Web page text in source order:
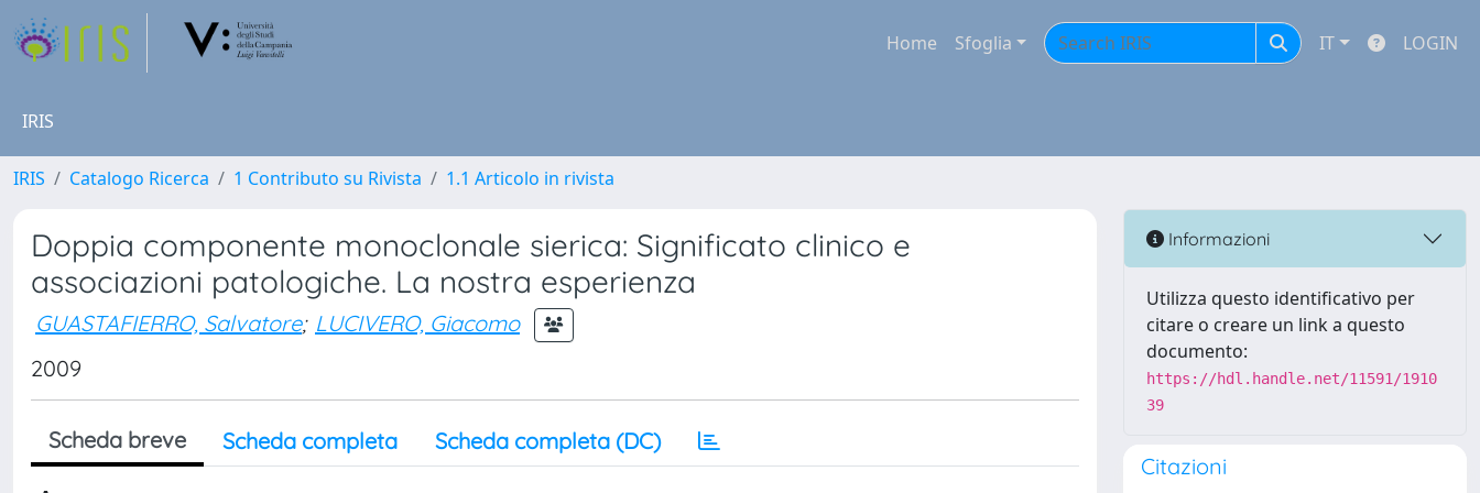
Home Sfoglia IT LOGIN
IRIS
IRIS Catalogo Ricerca 1 Contributo su Rivista 1.1 Articolo in rivista
Doppia componente monoclonale sierica: Significato clinico e
associazioni patologiche. La nostra esperienza
GUASTAFIERRO, Salvatore; LUCIVERO, Giacomo
2009
Scheda breve Scheda completa Scheda completa (DC)
Informazioni
Utilizza questo identificativo per
citare o creare un link a questo
documento:
https://hdl.handle.net/11591/1910
39
Citazioni